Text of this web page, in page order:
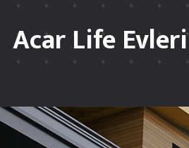
Acar Life Evleri